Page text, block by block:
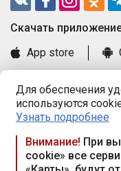
Для обеспечения
используются
Узнать подробнее
Внимание! При
cookie» все
Cкачать
App store
Книга замечаний и
Правила и документы
Praca.by ©
Республика Беларусь,
117а, пом. № 9.